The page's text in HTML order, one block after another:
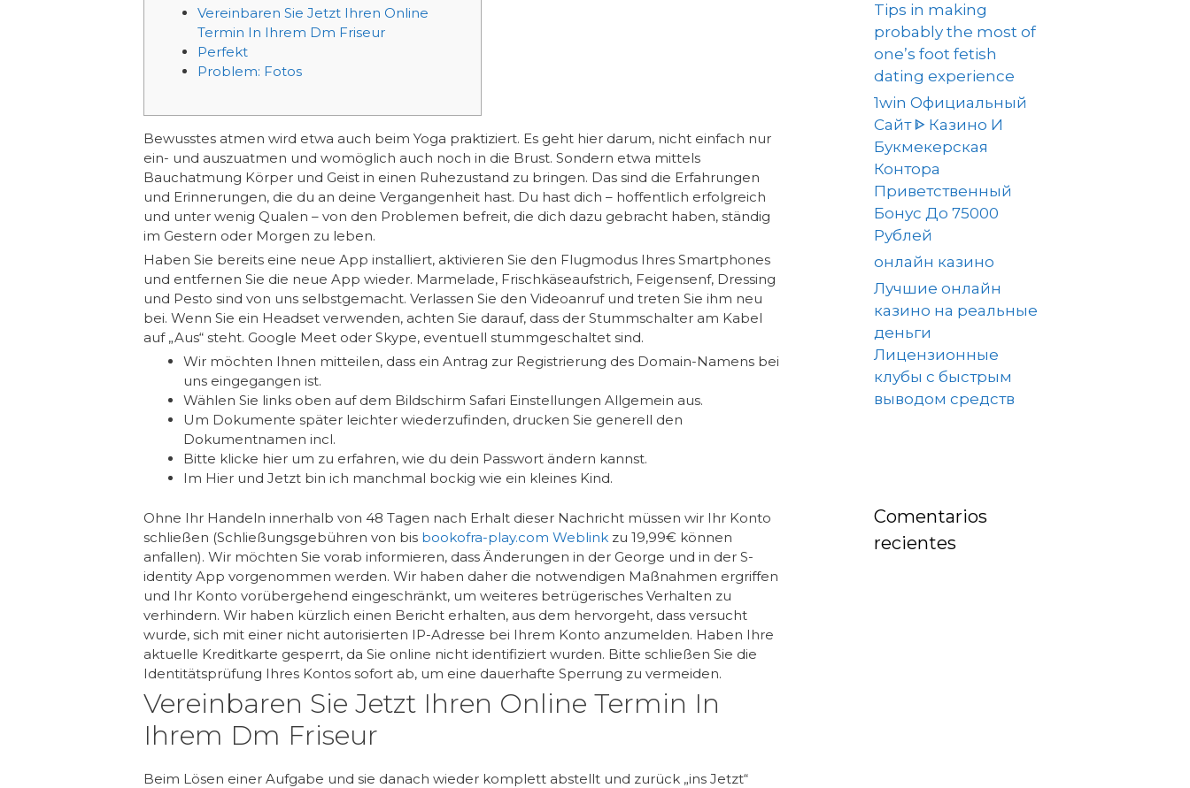
Vereinbaren Sie Jetzt Ihren Online
Termin In Ihrem Dm Friseur
Perfekt
Problem: Fotos
Bewusstes atmen wird etwa auch beim Yoga praktiziert. Es geht hier darum, nicht einfach nur
ein- und auszuatmen und womöglich auch noch in die Brust. Sondern etwa mittels
Bauchatmung Körper und Geist in einen Ruhezustand zu bringen. Das sind die Erfahrungen
und Erinnerungen, die du an deine Vergangenheit hast. Du hast dich – hoffentlich erfolgreich
und unter wenig Qualen – von den Problemen befreit, die dich dazu gebracht haben, ständig
im Gestern oder Morgen zu leben.
Haben Sie bereits eine neue App installiert, aktivieren Sie den Flugmodus Ihres Smartphones
und entfernen Sie die neue App wieder. Marmelade, Frischkäseaufstrich, Feigensenf, Dressing
und Pesto sind von uns selbstgemacht. Verlassen Sie den Videoanruf und treten Sie ihm neu
bei. Wenn Sie ein Headset verwenden, achten Sie darauf, dass der Stummschalter am Kabel
auf „Aus“ steht. Google Meet oder Skype, eventuell stummgeschaltet sind.
Wir möchten Ihnen mitteilen, dass ein Antrag zur Registrierung des Domain-Namens bei
uns eingegangen ist.
Wählen Sie links oben auf dem Bildschirm Safari Einstellungen Allgemein aus.
Um Dokumente später leichter wiederzufinden, drucken Sie generell den
Dokumentnamen incl.
Bitte klicke hier um zu erfahren, wie du dein Passwort ändern kannst.
Im Hier und Jetzt bin ich manchmal bockig wie ein kleines Kind.
Ohne Ihr Handeln innerhalb von 48 Tagen nach Erhalt dieser Nachricht müssen wir Ihr Konto
schließen (Schließungsgebühren von bis bookofra-play.com Weblink zu 19,99€ können
anfallen). Wir möchten Sie vorab informieren, dass Änderungen in der George und in der S-
identity App vorgenommen werden. Wir haben daher die notwendigen Maßnahmen ergriffen
und Ihr Konto vorübergehend eingeschränkt, um weiteres betrügerisches Verhalten zu
verhindern. Wir haben kürzlich einen Bericht erhalten, aus dem hervorgeht, dass versucht
wurde, sich mit einer nicht autorisierten IP-Adresse bei Ihrem Konto anzumelden. Haben Ihre
aktuelle Kreditkarte gesperrt, da Sie online nicht identifiziert wurden. Bitte schließen Sie die
Identitätsprüfung Ihres Kontos sofort ab, um eine dauerhafte Sperrung zu vermeiden.
Vereinbaren Sie Jetzt Ihren Online Termin In
Ihrem Dm Friseur
Beim Lösen einer Aufgabe und sie danach wieder komplett abstellt und zurück „ins Jetzt“
Tips in making
probably the most of
one’s foot fetish
dating experience
1win Официальный
Сайт ᐈ Казино И
Букмекерская
Контора
Приветственный
Бонус До 75000
Рублей
онлайн казино
Лучшие онлайн
казино на реальные
деньги
Лицензионные
клубы с быстрым
выводом средств
Comentarios
recientes